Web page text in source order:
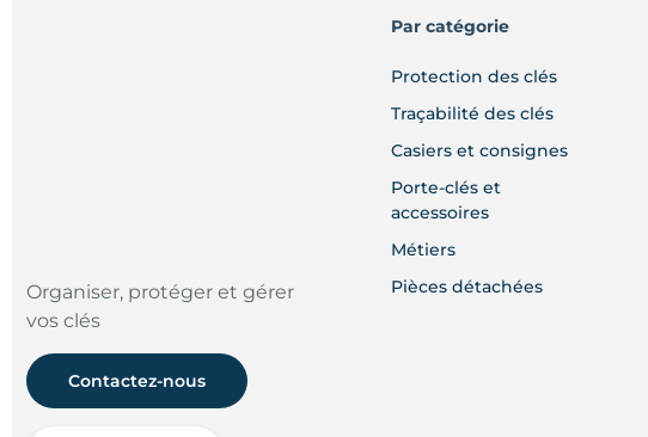
Organiser, protéger et gérer
vos clés
Contactez-nous
Par catégorie
Protection des clés
Traçabilité des clés
Casiers et consignes
Porte-clés et
accessoires
Métiers
Pièces détachées